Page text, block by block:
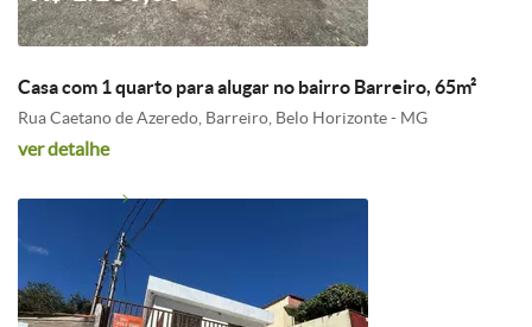
Casa com 1 quarto para alugar no bairro Barreiro, 65m²
Rua Caetano de Azeredo, Barreiro, Belo Horizonte - MG
ver detalhe